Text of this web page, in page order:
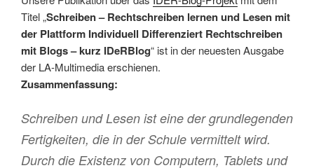
Titel „Schreiben – Rechtschreiben lernen und Lesen mit
der Plattform Individuell Differenziert Rechtschreiben
mit Blogs – kurz IDeRBlog“ ist in der neuesten Ausgabe
der LA-Multimedia erschienen.
Zusammenfassung:
Schreiben und Lesen ist eine der grundlegenden
Fertigkeiten, die in der Schule vermittelt wird.
Durch die Existenz von Computern, Tablets und